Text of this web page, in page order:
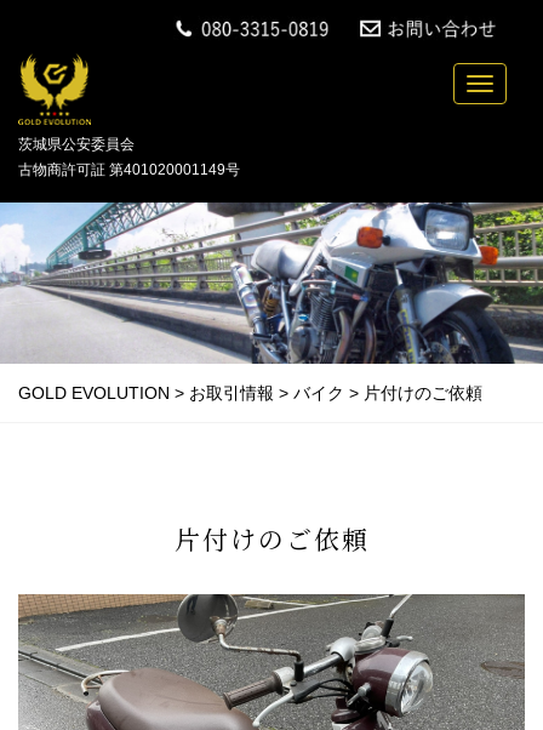
Toggle
中古バイクの買取・無料引取を行っている「
茨城県公安委員会
古物商許可証 第401020001149号
GOLD EVOLUTION > お取引情報 > バイク > 片付けのご依頼
片付けのご依頼